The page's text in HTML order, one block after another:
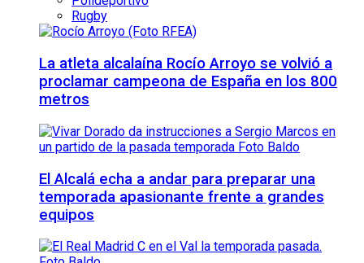
Rugby
La atleta alcalaína Rocío Arroyo se volvió a
proclamar campeona de España en los 800
metros
El Alcalá echa a andar para preparar una
temporada apasionante frente a grandes
equipos